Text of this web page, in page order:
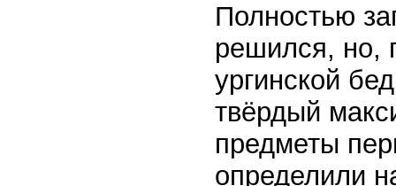
Полностью
решился, но,
ургинской
твёрдый
предметы
определили